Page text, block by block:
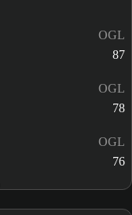
OGL
87
OGL
78
OGL
76